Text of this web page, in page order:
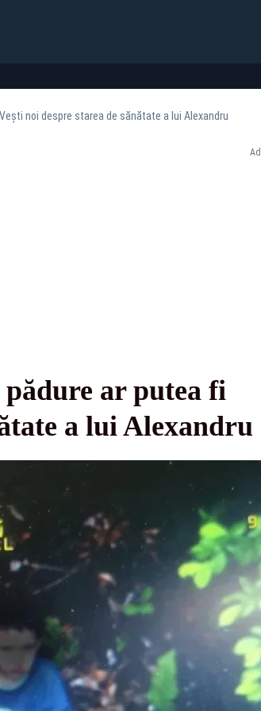
noi despre starea de sănătate a lui Alexandru
ar putea fi
a lui Alexandru